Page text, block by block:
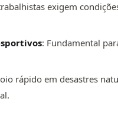
exigem
: Fundamental
rápido em desastres